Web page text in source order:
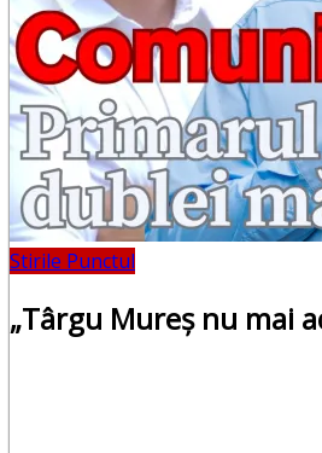
Stirile Punctul
„Târgu Mureș nu mai